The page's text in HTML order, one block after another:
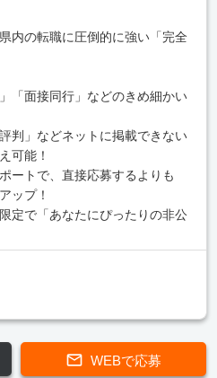
内の転職に圧倒的に強い「完全
「面接同行」などのきめ細かい
判」などネットに掲載できない
可能！
ートで、直接応募するよりも
ップ！
定で「あなたにぴったりの非公
WEBで応募